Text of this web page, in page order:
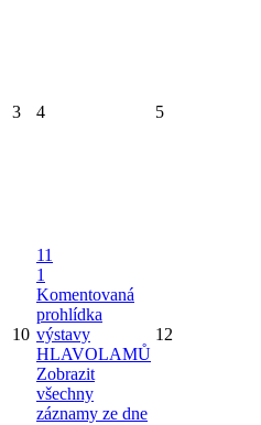
3 4 5
10
11
1
Komentovaná
prohlídka
výstavy
HLAVOLAMŮ
Zobrazit
všechny
záznamy ze dne
12